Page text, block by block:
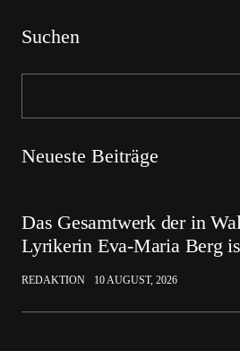
Suchen
Neueste Beiträge
Das Gesamtwerk der in
Lyrikerin Eva-Maria Berg
REDAKTION 10 AUGUST, 2026